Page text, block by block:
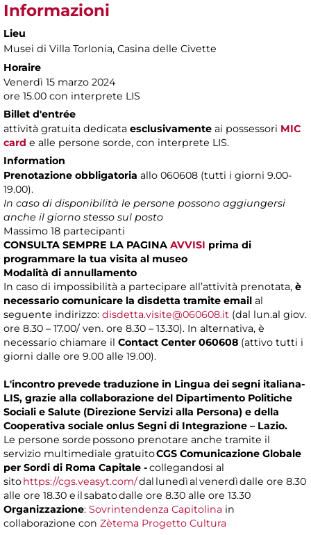
Informazioni
Lieu
Musei di Villa Torlonia, Casina delle Civette
Horaire
Venerdì 15 marzo 2024
ore 15.00 con interprete LIS
Billet d'entrée
attività gratuita dedicata esclusivamente ai possessori MIC
card e alle persone sorde, con interprete LIS.
Information
Prenotazione obbligatoria allo 060608 (tutti i giorni 9.00-
19.00).
In caso di disponibilità le persone possono aggiungersi
anche il giorno stesso sul posto
Massimo 18 partecipanti
CONSULTA SEMPRE LA PAGINA AVVISI prima di
programmare la tua visita al museo
Modalità di annullamento
In caso di impossibilità a partecipare all’attività prenotata, è
necessario comunicare la disdetta tramite email al
seguente indirizzo: disdetta.visite@060608.it (dal lun.al giov.
ore 8.30 – 17.00/ ven. ore 8.30 – 13.30). In alternativa, è
necessario chiamare il Contact Center 060608 (attivo tutti i
giorni dalle ore 9.00 alle 19.00).
L'incontro prevede traduzione in Lingua dei segni italiana-
LIS, grazie alla collaborazione del Dipartimento Politiche
Sociali e Salute (Direzione Servizi alla Persona) e della
Cooperativa sociale onlus Segni di Integrazione – Lazio.
Le persone sorde possono prenotare anche tramite il
servizio multimediale gratuitoCGS Comunicazione Globale
per Sordi di Roma Capitale -collegandosi al
sitohttps://cgs.veasyt.com/dal lunedì al venerdì dalle ore 8.30
alle ore 18.30 e il sabato dalle ore 8.30 alle ore 13.30
Organizzazione: Sovrintendenza Capitolina in
collaborazione con Zètema Progetto Cultura